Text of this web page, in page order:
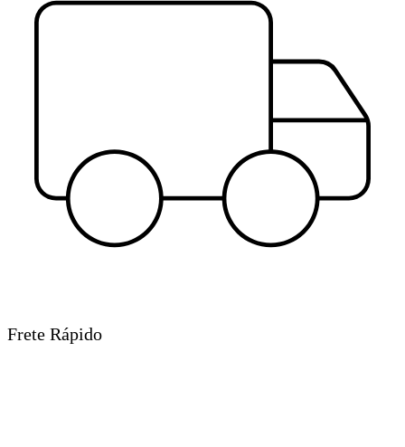
Frete Rápido